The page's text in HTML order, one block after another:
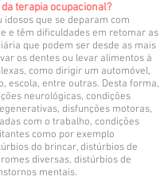
terapia ocupacional?
idosos que se deparam com
e têm dificuldades em retomar as
que podem ser desde as mais
os dentes ou levar alimentos à
como dirigir um automóvel,
escola, entre outras. Desta forma,
neurológicas, condições
disfunções motoras,
com o trabalho, condições
como por exemplo
do brincar, distúrbios de
diversas, distúrbios de
mentais.